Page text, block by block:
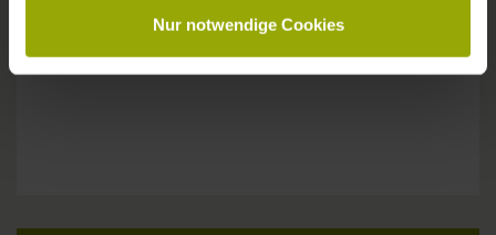
Nur notwendige Cookies